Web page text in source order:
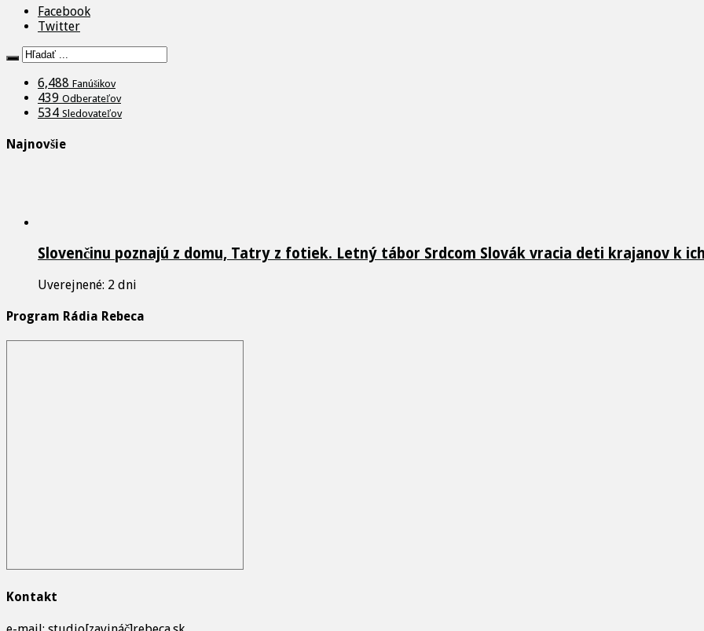
Facebook
Twitter
6,488 Fanúšikov
439 Odberateľov
534 Sledovateľov
Najnovšie
Slovenčinu poznajú z domu, Tatry z fotiek. Letný tábor Srdcom Slovák vracia deti krajanov k
Uverejnené: 2 dni
Program Rádia Rebeca
Kontakt